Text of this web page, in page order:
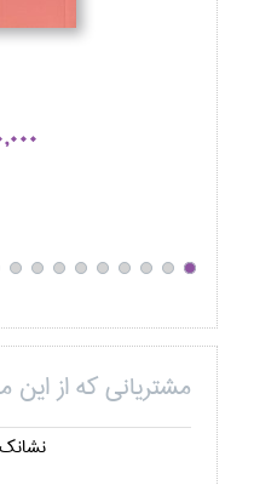
مشتریانی که از این